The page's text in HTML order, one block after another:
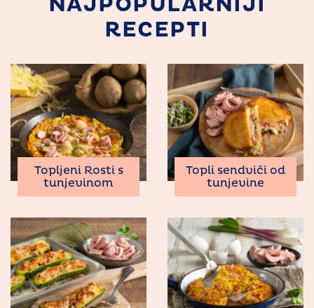
RECEPTI
Topljeni Rosti s
tunjevinom
Topli sendviči od
tunjevine